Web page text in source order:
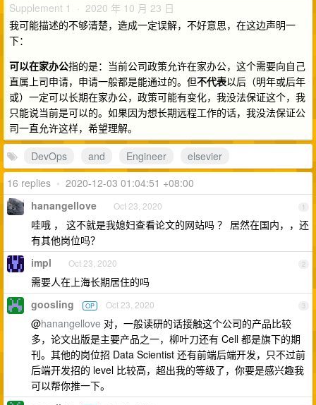
Supplement 1 · 2020 年 10 月 23 日
我可能描述的不够清楚，造成一定误解，不好意思，在这边声明一
下：
可以在家办公指的是：当前公司政策允许在家办公，这个需要向自己
直属上司申请，申请一般都是能通过的。但不代表以后（明年或后年
或）一定可以长期在家办公，政策可能有变化，我没法保证这个，我
只能说当前是可以的。如果因为想长期远程工作的话，我没法保证公
司一直允许这样，希望理解。
DevOps
and Engineer
elsevier
16 replies • 2020-12-03 01:04:51 +08:00
1
hanangellove Oct 23, 2020
哇哦 ， 这不就是我媳妇查看论文的网站吗 ？ 居然在国内，，还
有其他岗位吗？
2
impl Oct 23, 2020
需要人在上海长期居住的吗
3
goosling OP Oct 23, 2020
@hanangellove 对，一般读研的话接触这个公司的产品比较
多，论文出版是主要产品之一，柳叶刀还有 Cell 都是旗下的期
刊。其他的岗位招 Data Scientist 还有前端后端开发，只不过前
后端开发招的 level 比较高，超出我的等级了，你要是感兴趣我
可以帮你推一下。